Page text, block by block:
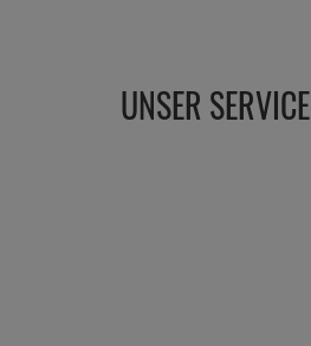
UNSER SERVICE